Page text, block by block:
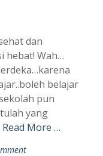
dan
hebat! Wah…
belajar
pun
yang
Read More …